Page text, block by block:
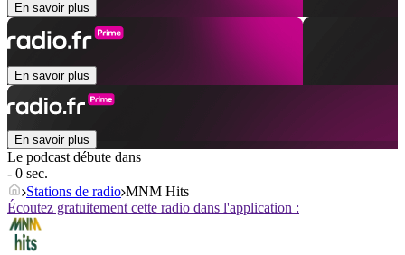
En savoir plus
En savoir plus
En savoir plus
Le podcast débute dans
- 0 sec.
Stations de radio MNM Hits
Écoutez gratuitement cette radio dans l'application :